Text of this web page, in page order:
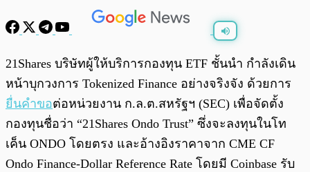
พร้อมเล่น 0:00 / 0:00
21Shares บริษัทผู้ให้บริการกองทุน ETF ชั้นนำ กำลังเดิน
หน้าบุกวงการ Tokenized Finance อย่างจริงจัง ด้วยการ
ยื่นคำขอต่อหน่วยงาน ก.ล.ต.สหรัฐฯ (SEC) เพื่อจัดตั้ง
กองทุนชื่อว่า “21Shares Ondo Trust” ซึ่งจะลงทุนในโท
เค็น ONDO โดยตรง และอ้างอิงราคาจาก CME CF
Ondo Finance-Dollar Reference Rate โดยมี Coinbase รับ